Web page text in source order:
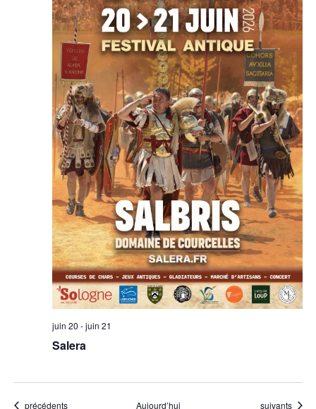
Salera
juin 20 -juin 21
Évènements
précédents Aujourd’hui Évènements
suivants